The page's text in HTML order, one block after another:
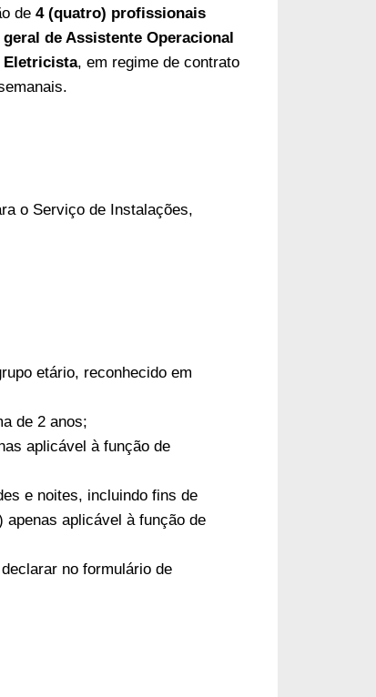
de 4 (quatro) profissionais
de Assistente Operacional
Eletricista, em regime de contrato
o Serviço de Instalações,
etário, reconhecido em
de 2 anos;
aplicável à função de
e noites, incluindo fins de
apenas aplicável à função de
no formulário de